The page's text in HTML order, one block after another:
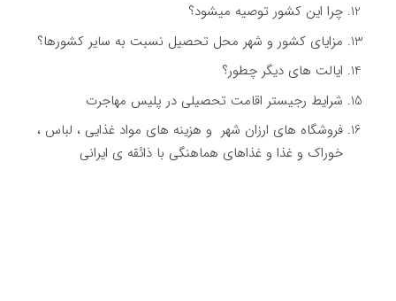
چرا این کشور توصیه میشود؟
مزایای کشور و شهر محل تحصیل نسبت به سایر کشورها؟
ایالت های دیگر چطور؟
شرایط رجیستر اقامت تحصیلی در پلیس مهاجرت
فروشگاه های ارزان شهر و هزینه های مواد غذایی ، لباس ،
خوراک و غذا و غذاهای هماهنگی با ذائقه ی ایرانی